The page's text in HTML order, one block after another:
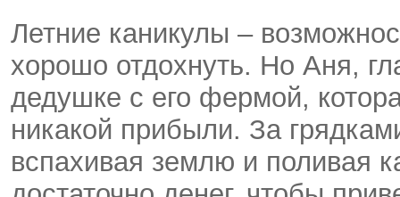
Летние каникулы –
хорошо отдохнуть. Но Аня,
дедушке с его фермой,
никакой прибыли. За
вспахивая землю и поливая